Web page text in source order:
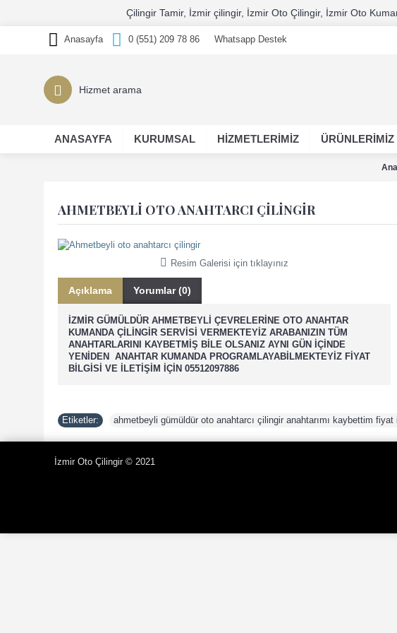
Çilingir Tamir, İzmir çilingir, İzmir Oto Çilingir, İzmir Oto
Anasayfa 0 (551) 209 78 86 Whatsapp Destek
ANASAYFA KURUMSAL HİZMETLERİMİZ ÜRÜNLERİMİZ
AHMETBEYLI OTO ANAHTARCI ÇILINGIR
Resim Galerisi için tıklayınız
Açıklama Yorumlar (0)
İZMİR GÜMÜLDÜR AHMETBEYLİ ÇEVRELERİNE OTO ANAHTAR
KUMANDA ÇİLİNGİR SERVİSİ VERMEKTEYİZ ARABANIZIN TÜM
ANAHTARLARINI KAYBETMİŞ BİLE OLSANIZ AYNI GÜN İÇİNDE
YENİDEN ANAHTAR KUMANDA PROGRAMLAYABİLMEKTEYİZ FİYAT
BİLGİSİ VE İLETİŞİM İÇİN 05512097886
Etiketler: ahmetbeyli gümüldür oto anahtarcı çilingir anahtarımı kaybettim fiyat
İzmir Oto Çilingir © 2021